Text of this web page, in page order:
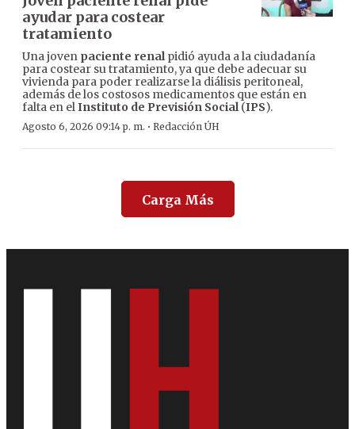
ayudar para costear
tratamiento
Una joven paciente renalpidió ayuda a la ciudadanía
para costear su tratamiento, ya que debe adecuar su
vivienda para poder realizarse la diálisis peritoneal,
además de los costosos medicamentos que están en
falta en elInstituto de Previsión Social(IPS).
Agosto 6, 2026 09:14 p. m. · Redacción ÚH
Carga Más